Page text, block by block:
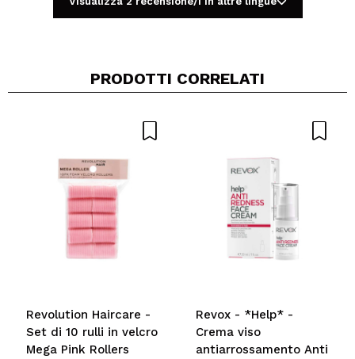
Condividi un video o una foto
PRODOTTI CORRELATI
Revolution Haircare -
Set di 10 rulli in velcro
Mega Pink Rollers
Revox - *Help* -
Crema viso
antiarrossamento Anti